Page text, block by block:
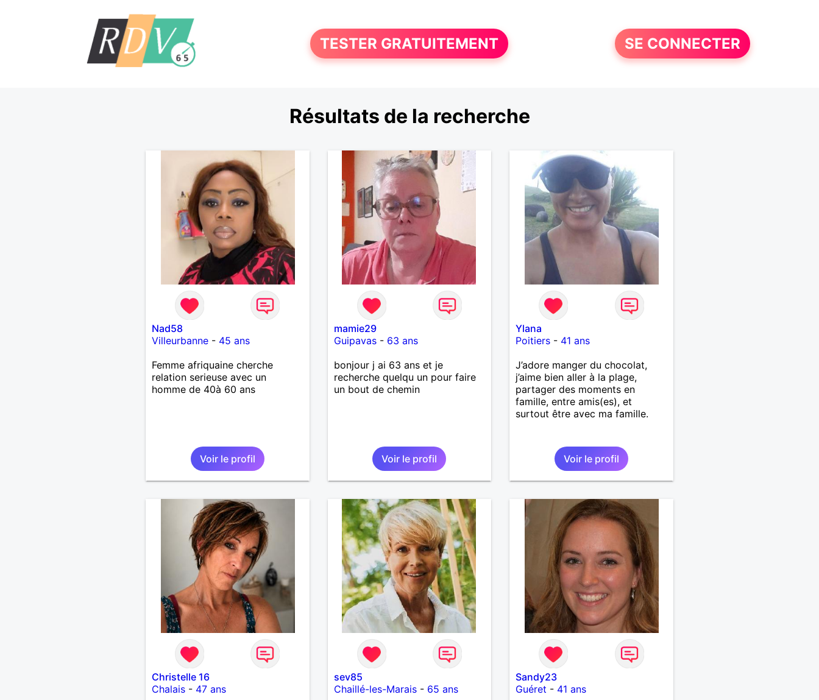
TESTER GRATUITEMENT SE CONNECTER
Résultats de la recherche
Nad58
Villeurbanne- 45 ans
Femme afriquaine cherche
relation serieuse avec un
homme de 40à 60 ans
Voir le profil
mamie29
Guipavas- 63 ans
bonjour j ai 63 ans et je
recherche quelqu un pour faire
un bout de chemin
Voir le profil
Ylana
Poitiers - 41 ans
J’adore manger du chocolat,
j’aime bien aller à la plage,
partager des moments en
famille, entre amis(es), et
surtout être avec ma famille.
Voir le profil
Christelle 16
Chalais- 47 ans
sev85
Chaillé-les-Marais- 65 ans
Sandy23
Guéret - 41 ans